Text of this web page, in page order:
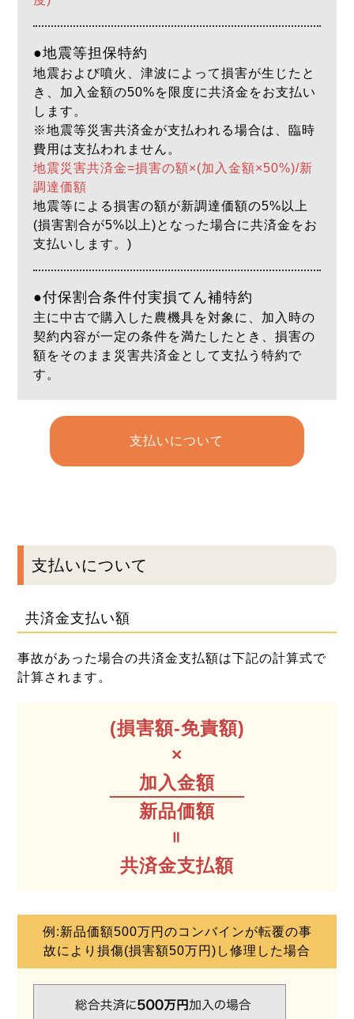
●地震等担保特約
地震および噴火、津波によって損害が生じたと
き、加入金額の50%を限度に共済金をお支払い
します。
※地震等災害共済金が支払われる場合は、臨時
費用は支払われません。
地震災害共済金=損害の額×(加入金額×50%)/新
調達価額
地震等による損害の額が新調達価額の5%以上
(損害割合が5%以上)となった場合に共済金をお
支払いします。)
●付保割合条件付実損てん補特約
主に中古で購入した農機具を対象に、加入時の
契約内容が一定の条件を満たしたとき、損害の
額をそのまま災害共済金として支払う特約で
す。
支払いについて
支払いについて
共済金支払い額
事故があった場合の共済金支払額は下記の計算式で
計算されます。
(損害額-免責額)
加入金額
新品価額
共済金支払額
例:新品価額500万円のコンバインが転覆の事
故により損傷(損害額50万円)し修理した場合